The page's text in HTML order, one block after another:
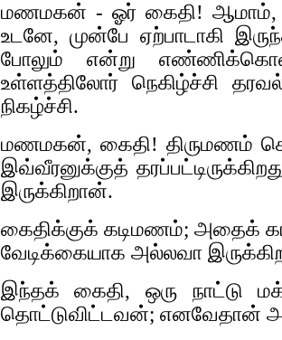
மணமகன் - ஓர் கைதி! ஆமாம்,
உடனே, முன்பே ஏற்பாடாகி
போலும் என்று
உள்ளத்திலோர் நெகிழ்ச்சி
நிகழ்ச்சி.
மணமகன், கைதி! திருமணம்
இவ்வீரனுக்குத்
இருக்கிறான்.
கைதிக்குக் கடிமணம்; அதைக்
வேடிக்கையாக அல்லவா
இந்தக் கைதி, ஒரு நாட்டு
தொட்டுவிட்டவன்; எனவேதான்